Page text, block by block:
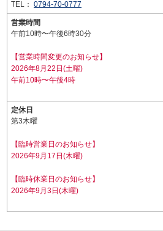
TEL： 0794-70-0777
営業時間
午前10時〜午後6時30分
【営業時間変更のお知らせ】
2026年8月22日(土曜)
午前10時〜午後4時
定休日
第3木曜
【臨時営業日のお知らせ】
2026年9月17日(木曜)
【臨時休業日のお知らせ】
2026年9月3日(木曜)